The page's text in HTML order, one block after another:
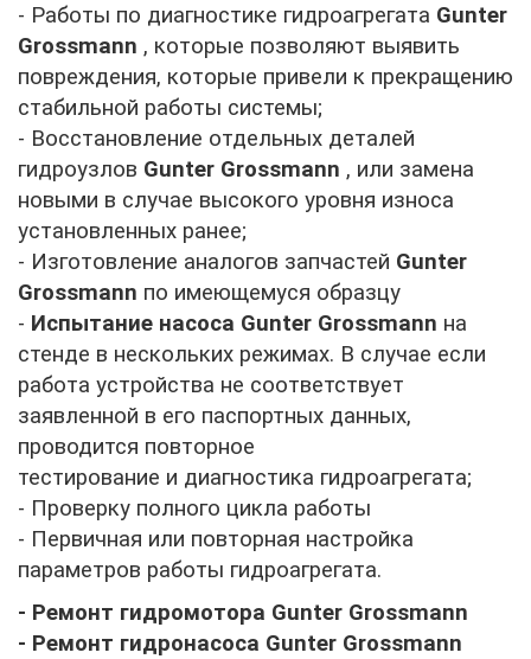
- Работы по диагностике гидроагрегата Gunter
Grossmann , которые позволяют выявить
повреждения, которые привели к прекращению
стабильной работы системы;
- Восстановление отдельных деталей
гидроузлов Gunter Grossmann , или замена
новыми в случае высокого уровня износа
установленных ранее;
- Изготовление аналогов запчастей Gunter
Grossmann по имеющемуся образцу
- Испытание насоса Gunter Grossmann на
стенде в нескольких режимах. В случае если
работа устройства не соответствует
заявленной в его паспортных данных,
проводится повторное
тестирование и диагностика гидроагрегата;
- Проверку полного цикла работы
- Первичная или повторная настройка
параметров работы гидроагрегата.
- Ремонт гидромотора Gunter Grossmann
- Ремонт гидронасоса Gunter Grossmann